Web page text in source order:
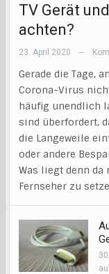
TV Gerät
achten?
23. April 2020 —
Gerade die Tage,
Corona-Virus
häufig unendlich
sind überfordert,
die Langeweile
oder andere
Was liegt denn
Fernseher zu